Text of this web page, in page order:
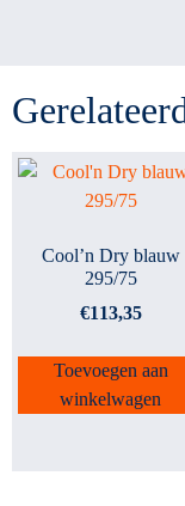
Cool’n Dry blauw
295/75
€113,35
Toevoegen aan
winkelwagen